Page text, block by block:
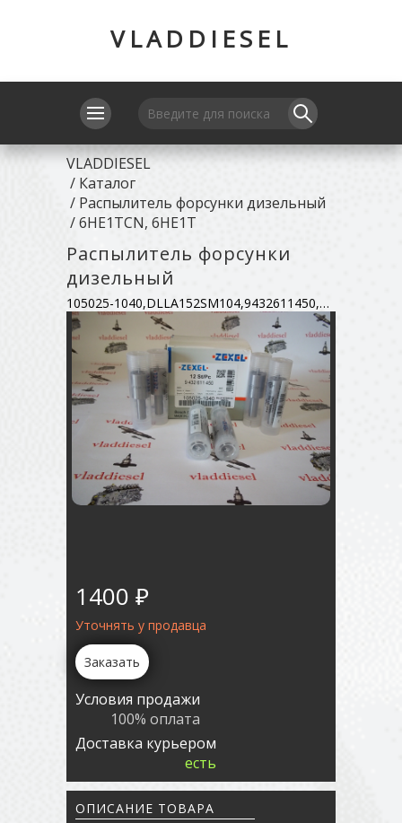
VLADDIESEL
VLADDIESEL
/ Каталог
/ Распылитель форсунки дизельный
/6HE1TCN, 6HE1T
Распылитель форсунки
дизельный
105025-1040,DLLA152SM104,9432611450,5-873-106-280,8943959890,105019-0760,1-153-190-140,9432612567
1400 ₽
Уточнять у продавца
Заказать
Условия продажи
100% оплата
Доставка курьером
есть
ОПИСАНИЕ ТОВАРА